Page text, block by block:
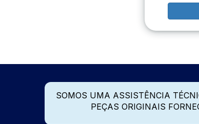
SOMOS UMA ASSISTÊNCIA
PEÇAS ORIGINAIS